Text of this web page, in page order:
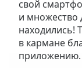
Mute
Current
Time0:00
Duration-:-
свой
и множество
находились!
в кармане
приложению.